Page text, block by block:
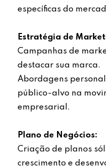
específicas do
Estratégia de
Campanhas de
destacar sua marca.
Abordagens
público-alvo na
empresarial.
Plano de Negócios:
Criação de planos
crescimento e